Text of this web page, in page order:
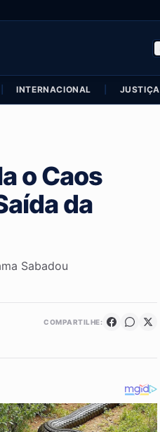
INTERNACIONAL JUSTIÇA
o Caos
da
Sabadou
COMPARTILHE: